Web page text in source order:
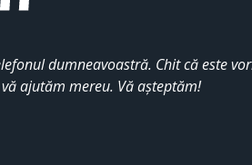
dumneavoastră. Chit că este
ajutăm mereu. Vă așteptăm!